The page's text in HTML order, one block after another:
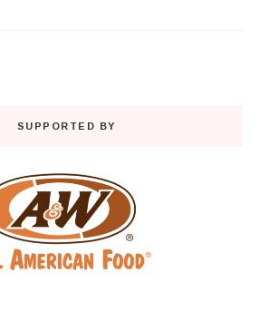
SUPPORTED BY